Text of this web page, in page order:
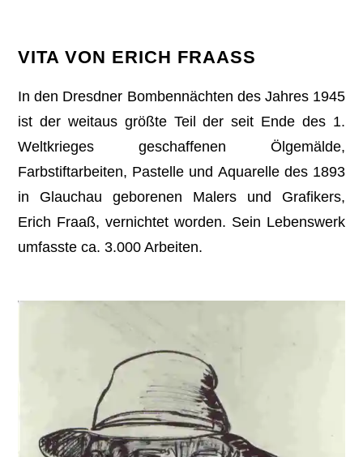
VITA VON ERICH FRAASS
In den Dresdner Bombennächten des Jahres 1945
ist der weitaus größte Teil der seit Ende des 1.
Weltkrieges geschaffenen Ölgemälde,
Farbstiftarbeiten, Pastelle und Aquarelle des 1893
in Glauchau geborenen Malers und Grafikers,
Erich Fraaß, vernichtet worden. Sein Lebenswerk
umfasste ca. 3.000 Arbeiten.